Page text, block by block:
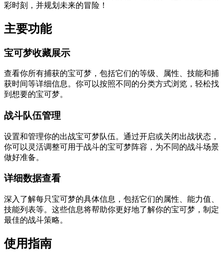
彩时刻，并规划未来的冒险！
主要功能
宝可梦收藏展示
查看你所有捕获的宝可梦，包括它们的等级、属性、技能和捕
获时间等详细信息。你可以按照不同的分类方式浏览，轻松找
到想要的宝可梦。
战斗队伍管理
设置和管理你的出战宝可梦队伍。通过开启或关闭出战状态，
你可以灵活调整可用于战斗的宝可梦阵容，为不同的战斗场景
做好准备。
详细数据查看
深入了解每只宝可梦的具体信息，包括它们的属性、能力值、
技能列表等。这些信息将帮助你更好地了解你的宝可梦，制定
最佳的战斗策略。
使用指南